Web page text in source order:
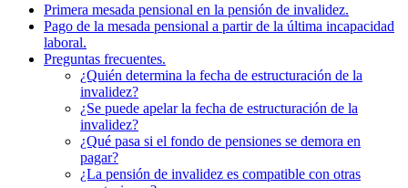
Primera mesada pensional en la pensión de invalidez.
Pago de la mesada pensional a partir de la última incapacidad
laboral.
Preguntas frecuentes.
¿Quién determina la fecha de estructuración de la
invalidez?
¿Se puede apelar la fecha de estructuración de la
invalidez?
¿Qué pasa si el fondo de pensiones se demora en
pagar?
¿La pensión de invalidez es compatible con otras